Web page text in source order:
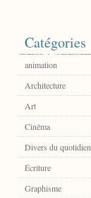
Catégories
animation
Architecture
Art
Cinéma
Divers du quotidien
Écriture
Graphisme